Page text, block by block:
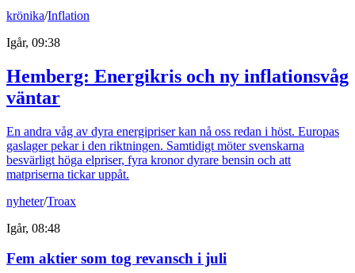
krönika/Inflation
Igår, 09:38
Hemberg: Energikris och ny inflationsvåg
väntar
En andra våg av dyra energipriser kan nå oss redan i höst. Europas
gaslager pekar i den riktningen. Samtidigt möter svenskarna
besvärligt höga elpriser, fyra kronor dyrare bensin och att
matpriserna tickar uppåt.
nyheter/Troax
Igår, 08:48
Fem aktier som tog revansch i juli